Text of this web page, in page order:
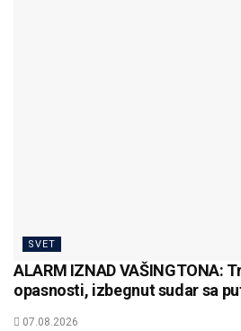
SVET
ALARM IZNAD VAŠINGTONA:
opasnosti, izbegnut sudar sa
07.08.2026